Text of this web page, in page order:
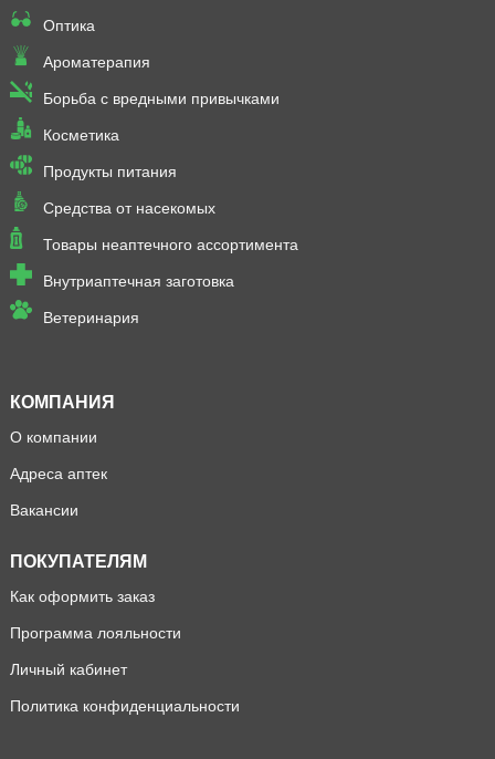
Оптика
Ароматерапия
Борьба с вредными привычками
Косметика
Продукты питания
Средства от насекомых
Товары неаптечного ассортимента
Внутриаптечная заготовка
Ветеринария
КОМПАНИЯ
О компании
Адреса аптек
Вакансии
ПОКУПАТЕЛЯМ
Как оформить заказ
Программа лояльности
Личный кабинет
Политика конфиденциальности